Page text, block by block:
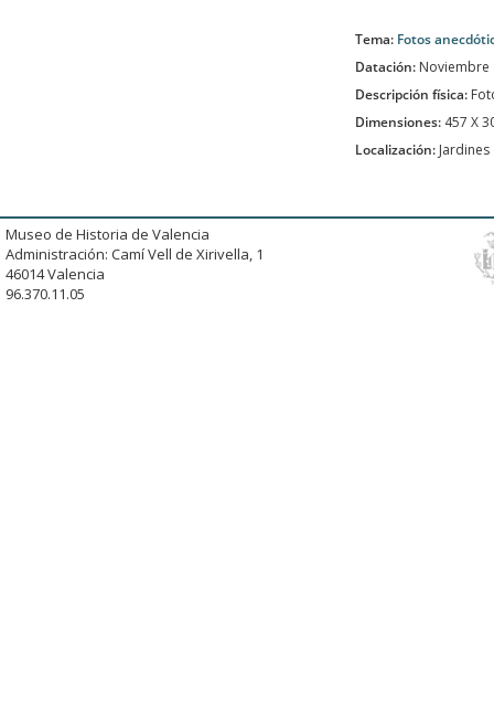
Tema: Fotos
Datación: Noviembre
Descripción física:
Dimensiones: 457 X
Localización:
Museo de Historia de Valencia
Administración: Camí Vell de Xirivella, 1
46014 Valencia
96.370.11.05